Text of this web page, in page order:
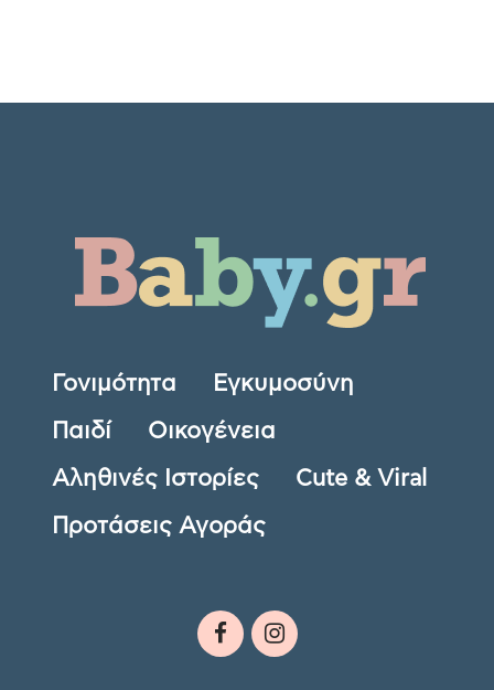
Γονιμότητα Εγκυμοσύνη
Παιδί Οικογένεια
Αληθινές Ιστορίες Cute & Viral
Προτάσεις Αγοράς